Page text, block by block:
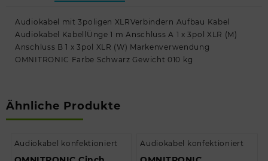
Audiokabel mit 3poligen XLRVerbindern Aufbau Kabel
Audiokabel KabellÜnge 1 m Anschluss A 1 x 3pol XLR (M)
Anschluss B 1 x 3pol XLR (W) Markenverwendung
OMNITRONIC Farbe Schwarz Gewicht 010 kg
Ähnliche Produkte
Audiokabel konfektioniert Audiokabel konfektioniert